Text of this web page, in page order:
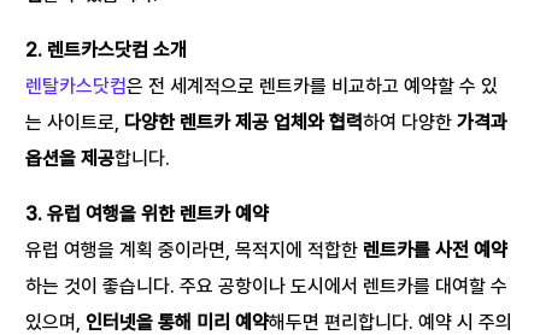
2. 렌트카스닷컴 소개
렌탈카스닷컴은 전 세계적으로 렌트카를 비교하고 예약할 수 있
는 사이트로, 다양한 렌트카 제공 업체와 협력하여 다양한가격과
옵션을 제공합니다.
3. 유럽 여행을 위한 렌트카 예약
유럽 여행을 계획 중이라면, 목적지에 적합한 렌트카를 사전 예약
하는 것이 좋습니다. 주요 공항이나 도시에서 렌트카를 대여할 수
있으며,인터넷을 통해 미리 예약해두면 편리합니다. 예약 시 주의